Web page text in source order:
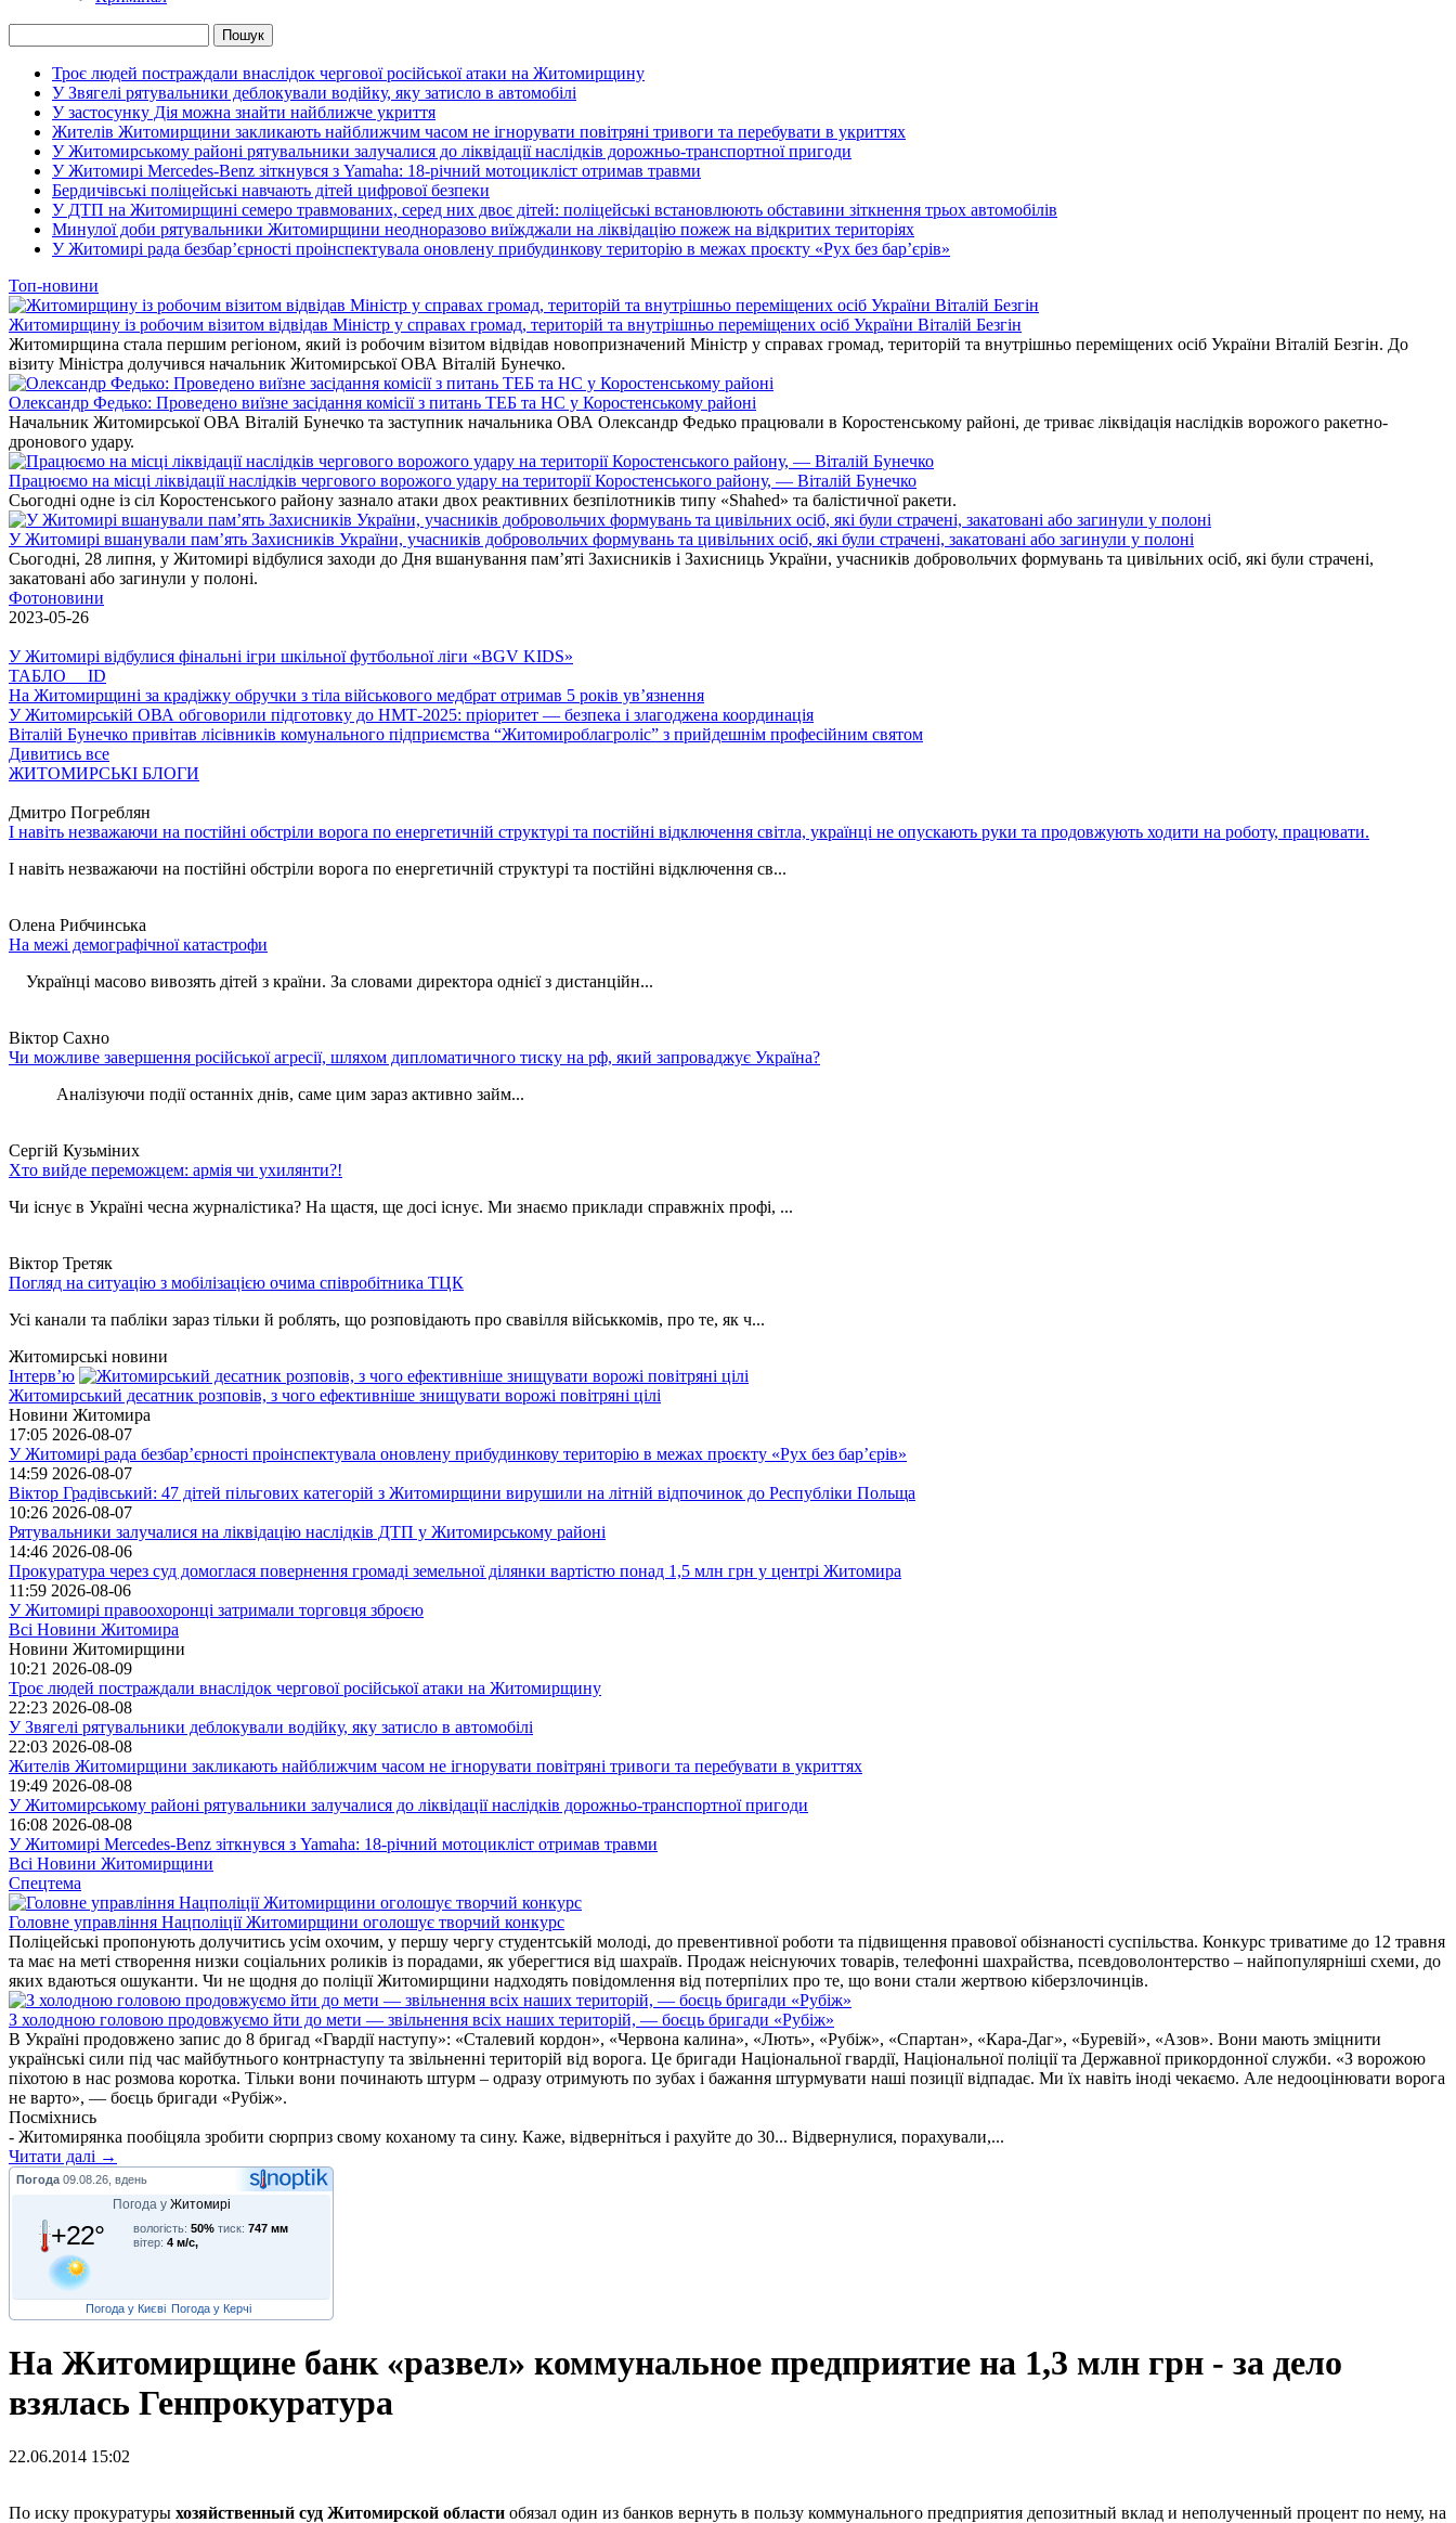
Троє людей постраждали внаслідок чергової російської атаки на Житомирщину
У Звягелі рятувальники деблокували водійку, яку затисло в автомобілі
У застосунку Дія можна знайти найближче укриття
Жителів Житомирщини закликають найближчим часом не ігнорувати повітряні тривоги та перебувати в укриттях
У Житомирському районі рятувальники залучалися до ліквідації наслідків дорожньо-транспортної пригоди
У Житомирі Mercedes-Benz зіткнувся з Yamaha: 18-річний мотоцикліст отримав травми
Бердичівські поліцейські навчають дітей цифрової безпеки
У ДТП на Житомирщині семеро травмованих, серед них двоє дітей: поліцейські встановлюють обставини зіткнення трьох автомобілів
Минулої доби рятувальники Житомирщини неодноразово виїжджали на ліквідацію пожеж на відкритих територіях
У Житомирі рада безбар’єрності проінспектувала оновлену прибудинкову територію в межах проєкту «Рух без бар’єрів»
Топ-новини
Житомирщину із робочим візитом відвідав Міністр у справах громад, територій та внутрішньо переміщених осіб України Віталій Безгін
Житомирщина стала першим регіоном, який із робочим візитом відвідав новопризначений Міністр у справах громад, територій та внутрішньо переміщених осіб України Віталій Безгін. До
візиту Міністра долучився начальник Житомирської ОВА Віталій Бунечко.
Олександр Федько: Проведено виїзне засідання комісії з питань ТЕБ та НС у Коростенському районі
Начальник Житомирської ОВА Віталій Бунечко та заступник начальника ОВА Олександр Федько працювали в Коростенському районі, де триває ліквідація наслідків ворожого ракетно-
дронового удару.
Працюємо на місці ліквідації наслідків чергового ворожого удару на території Коростенського району, — Віталій Бунечко
Сьогодні одне із сіл Коростенського району зазнало атаки двох реактивних безпілотників типу «Shahed» та балістичної ракети.
У Житомирі вшанували пам’ять Захисників України, учасників добровольчих формувань та цивільних осіб, які були страчені, закатовані або загинули у полоні
Сьогодні, 28 липня, у Житомирі відбулися заходи до Дня вшанування пам’яті Захисників і Захисниць України, учасників добровольчих формувань та цивільних осіб, які були страчені,
закатовані або загинули у полоні.
Фотоновини
2023-05-26
У Житомирі відбулися фінальні ігри шкільної футбольної ліги «BGV KIDS»
ТАБЛО ID
На Житомирщині за крадіжку обручки з тіла військового медбрат отримав 5 років ув’язнення
У Житомирській ОВА обговорили підготовку до НМТ-2025: пріоритет — безпека і злагоджена координація
Віталій Бунечко привітав лісівників комунального підприємства “Житомироблагроліс” з прийдешнім професійним святом
Дивитись все
ЖИТОМИРСЬКІ БЛОГИ
Дмитро Погреблян
І навіть незважаючи на постійні обстріли ворога по енергетичній структурі та постійні відключення світла, українці не опускають руки та продовжують ходити на роботу, працювати.
І навіть незважаючи на постійні обстріли ворога по енергетичній структурі та постійні відключення св...
Олена Рибчинська
На межі демографічної катастрофи
Українці масово вивозять дітей з країни. За словами директора однієї з дистанційн...
Віктор Сахно
Чи можливе завершення російської агресії, шляхом дипломатичного тиску на рф, який запроваджує Україна?
Аналізуючи події останніх днів, саме цим зараз активно займ...
Сергій Кузьміних
Хто вийде переможцем: армія чи ухилянти?!
Чи існує в Україні чесна журналістика? На щастя, ще досі існує. Ми знаємо приклади справжніх профі, ...
Віктор Третяк
Погляд на ситуацію з мобілізацією очима співробітника ТЦК
Усі канали та пабліки зараз тільки й роблять, що розповідають про свавілля військкомів, про те, як ч...
Житомирські новини
Інтерв’ю
Житомирський десатник розповів, з чого ефективніше знищувати ворожі повітряні цілі
Новини Житомира
17:05 2026-08-07
У Житомирі рада безбар’єрності проінспектувала оновлену прибудинкову територію в межах проєкту «Рух без бар’єрів»
14:59 2026-08-07
Віктор Градівський: 47 дітей пільгових категорій з Житомирщини вирушили на літній відпочинок до Республіки Польща
10:26 2026-08-07
Рятувальники залучалися на ліквідацію наслідків ДТП у Житомирському районі
14:46 2026-08-06
Прокуратура через суд домоглася повернення громаді земельної ділянки вартістю понад 1,5 млн грн у центрі Житомира
11:59 2026-08-06
У Житомирі правоохоронці затримали торговця зброєю
Всі Новини Житомира
Новини Житомирщини
10:21 2026-08-09
Троє людей постраждали внаслідок чергової російської атаки на Житомирщину
22:23 2026-08-08
У Звягелі рятувальники деблокували водійку, яку затисло в автомобілі
22:03 2026-08-08
Жителів Житомирщини закликають найближчим часом не ігнорувати повітряні тривоги та перебувати в укриттях
19:49 2026-08-08
У Житомирському районі рятувальники залучалися до ліквідації наслідків дорожньо-транспортної пригоди
16:08 2026-08-08
У Житомирі Mercedes-Benz зіткнувся з Yamaha: 18-річний мотоцикліст отримав травми
Всі Новини Житомирщини
Спецтема
Головне управління Нацполіції Житомирщини оголошує творчий конкурс
Поліцейські пропонують долучитись усім охочим, у першу чергу студентській молоді, до превентивної роботи та підвищення правової обізнаності суспільства. Конкурс триватиме до 12 травня
та має на меті створення низки соціальних роликів із порадами, як уберегтися від шахраїв. Продаж неіснуючих товарів, телефонні шахрайства, псевдоволонтерство – найпопулярніші схеми, до
яких вдаються ошуканти. Чи не щодня до поліції Житомирщини надходять повідомлення від потерпілих про те, що вони стали жертвою кіберзлочинців.
З холодною головою продовжуємо йти до мети — звільнення всіх наших територій, — боєць бригади «Рубіж»
В Україні продовжено запис до 8 бригад «Гвардії наступу»: «Сталевий кордон», «Червона калина», «Лють», «Рубіж», «Спартан», «Кара-Даг», «Буревій», «Азов». Вони мають зміцнити
українські сили під час майбутнього контрнаступу та звільненні територій від ворога. Це бригади Національної гвардії, Національної поліції та Державної прикордонної служби. «З ворожою
піхотою в нас розмова коротка. Тільки вони починають штурм – одразу отримують по зубах і бажання штурмувати наші позиції відпадає. Ми їх навіть іноді чекаємо. Але недооцінювати ворога
не варто», — боєць бригади «Рубіж».
Посміхнись
- Житомирянка пообіцяла зробити сюрприз свому коханому та сину. Каже, відверніться і рахуйте до 30... Відвернулися, порахували,...
Читати далі →
Погода 09.08.26, вдень
Погода у Житомирі
+22° вологість: 50% тиск: 747 мм
вітер: 4 м/с,
Погода у Києві Погода у Керчі
На Житомирщине банк «развел» коммунальное предприятие на 1,3 млн грн - за дело
взялась Генпрокуратура
22.06.2014 15:02
По иску прокуратуры хозяйственный суд Житомирской области обязал один из банков вернуть в пользу коммунального предприятия депозитный вклад и неполученный процент по нему, на